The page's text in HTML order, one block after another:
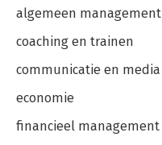
algemeen management
coaching en trainen
communicatie en media
economie
financieel management